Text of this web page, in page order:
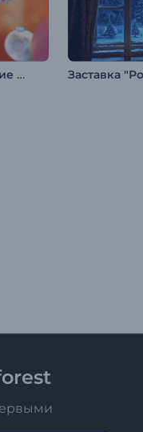
Видеооткрытка: Новогодние украшения